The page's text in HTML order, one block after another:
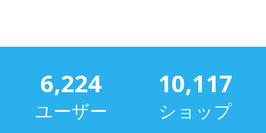
6,224
ユーザー
10,117
ショップ